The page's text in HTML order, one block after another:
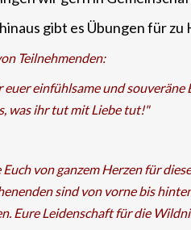
gibt es Übungen für
Teilnehmenden:
euer einfühlsame und souveräne
was ihr tut mit Liebe tut!"
Euch von ganzem Herzen für
sind von vorne bis
Eure Leidenschaft für die